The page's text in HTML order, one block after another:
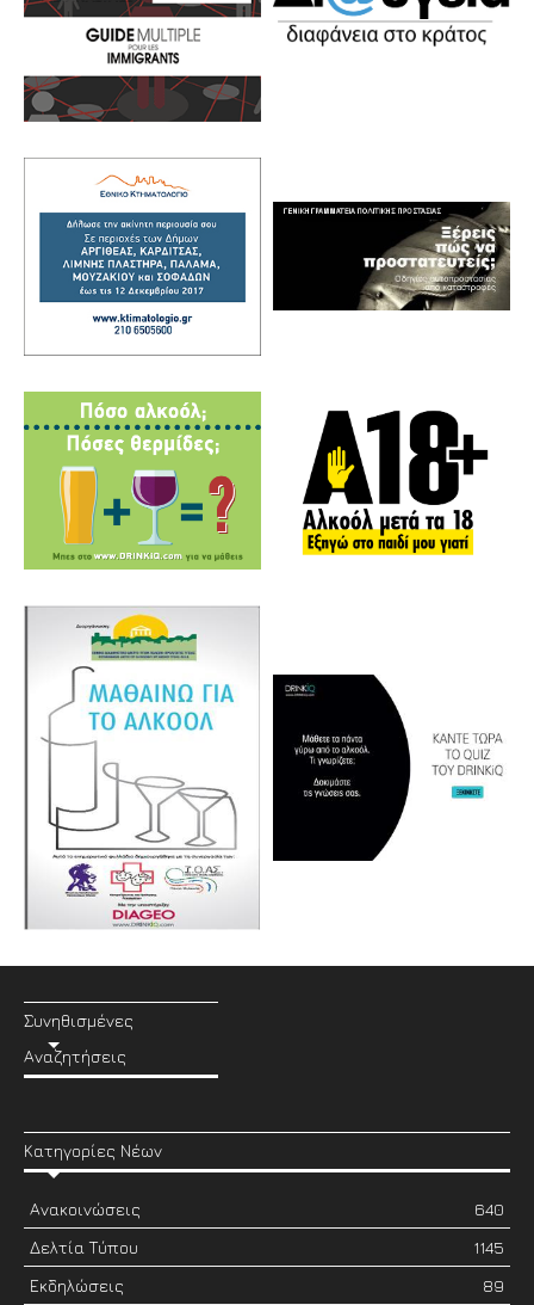
Συνηθισμένες
Αναζητήσεις
Κατηγορίες Νέων
Ανακοινώσεις
640
Δελτία Τύπου
1145
Εκδηλώσεις
89